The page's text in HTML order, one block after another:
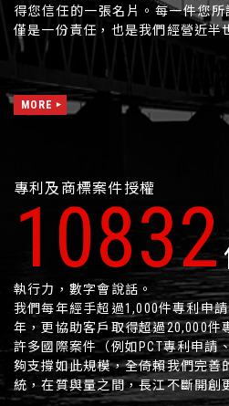
得您信任的一張名片。每一件您
僅是一份責任，也是我們經營近半
MORE
專利及商標案件授權
13134
執行力，數字會說話。
我們每年經手超過1,000件專利申
年，更協助客戶取得超過20,000件
許多國際案件（例如PCT專利申請
夠支撐如此規模，全倚賴我們完善
統，在質與量之間，長江不斷開創